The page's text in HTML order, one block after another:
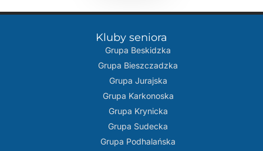
Kluby seniora
Grupa Beskidzka​
Grupa Bieszczadzka
Grupa Jurajska
Grupa Karkonoska
Grupa Krynicka
Grupa Sudecka
Grupa Podhalańska